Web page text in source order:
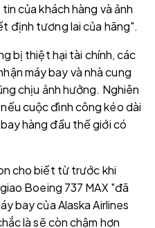
của khách hàng và ảnh
định tương lai của hãng".
bị thiệt hại tài chính, các
máy bay và nhà cung
chịu ảnh hưởng. Nghiên
cuộc đình công kéo dài
hàng đầu thế giới có
cho biết từ trước khi
Boeing 737 MAX "đã
bay của Alaska Airlines
là sẽ còn chậm hơn